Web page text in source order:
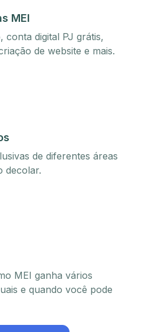
MEI
conta digital PJ grátis,
de website e mais.
de diferentes áreas
decolar.
MEI ganha vários
e quando você pode